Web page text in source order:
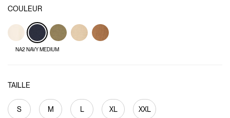
COULEUR
NA2 NAVY MEDIUM
TAILLE
S M L XL XXL